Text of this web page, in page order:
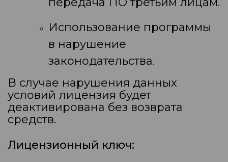
Использование программы
в нарушение
законодательства.
В случае нарушения данных
условий лицензия будет
деактивирована без возврата
средств.
Лицензионный ключ: